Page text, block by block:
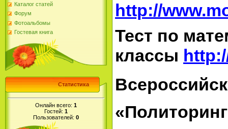
Каталог статей
Форум
Фотоальбомы
Гостевая книга
Статистика
Онлайн всего: 1
Гостей: 1
Пользователей: 0
http://
Тест по
классы